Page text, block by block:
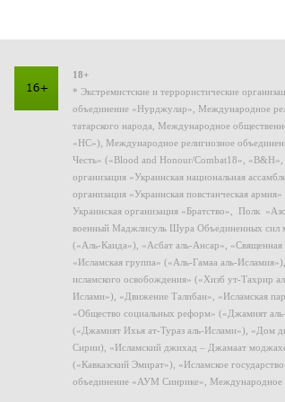
18+
* Экстремистские и террористические
объединение «Нурджулар», Международное
татарского народа, Международное
«НС»), Международное религиозное
Честь» («Blood and Honour/Combat18», «B&H»,
организация «Украинская национальная
организация «Украинская повстанческая
Украинская организация «Братство», Полк
военный Маджлисуль Шура Объединенных сил
(«Аль-Каида»), «Асбат аль-Ансар»,
«Исламская группа» («Аль-Гамаа аль-
исламского освобождения» («Хизб ут-Тахрир
Ислами»), «Движение Талибан», «Исламская
«Общество социальных реформ» («Джамият
(«Джамият Ихья ат-Тураз аль-Ислами»), «Дом
Сирии), «Исламский джихад – Джамаат
(«Кавказский Эмират»), «Исламское
объединение «АУМ Синрике», Международное